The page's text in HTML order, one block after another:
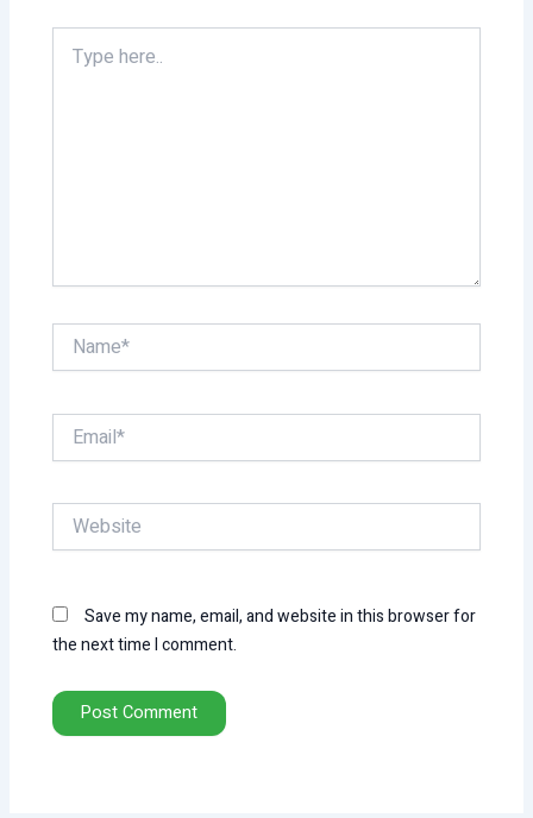
Type
here..
Name*
Email*
Website
Save my name, email, and website in this browser for
the next time I comment.